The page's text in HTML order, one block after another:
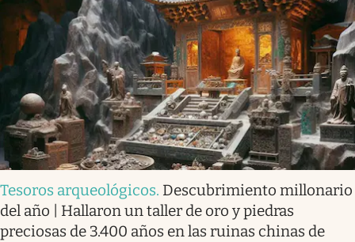
Tesoros arqueológicos. Descubrimiento millonario
del año | Hallaron un taller de oro y piedras
preciosas de 3.400 años en las ruinas chinas de